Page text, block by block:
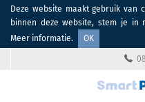
Deze website maakt gebruik van
binnen deze website, stem je in
Meer informatie. OK